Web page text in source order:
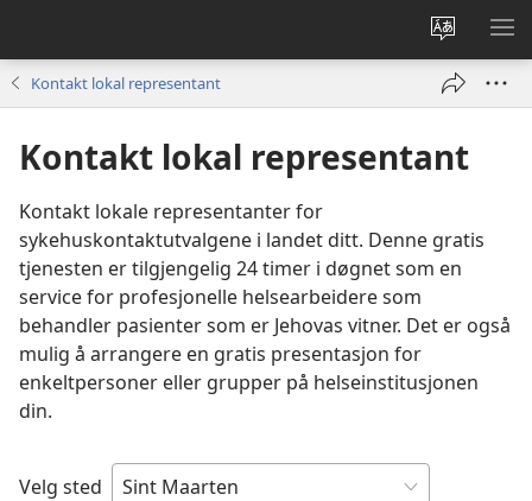
Endre
språk
VIS
Kontakt lokal representant
Kontakt lokal representant
Kontakt lokale representanter for
sykehuskontaktutvalgene i landet ditt. Denne gratis
tjenesten er tilgjengelig 24 timer i døgnet som en
service for profesjonelle helsearbeidere som
behandler pasienter som er Jehovas vitner. Det er også
mulig å arrangere en gratis presentasjon for
enkeltpersoner eller grupper på helseinstitusjonen
din.
Velg sted